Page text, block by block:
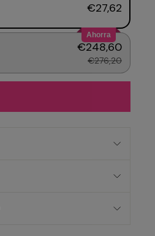
€27,62
Ahorra
€248,60
€276,20